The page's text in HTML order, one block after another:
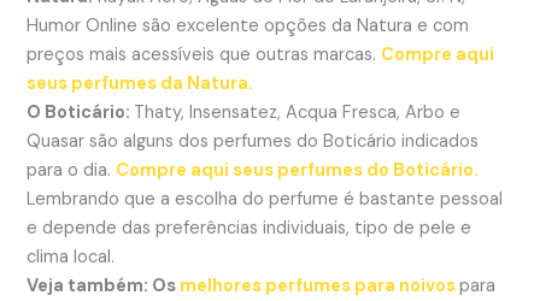
Humor Online são excelente opções da Natura e com
preços mais acessíveis que outras marcas. Compre aqui
seus perfumes da Natura.
O Boticário: Thaty, Insensatez, Acqua Fresca,Arbo e
Quasar são alguns dos perfumes do Boticário indicados
para o dia. Compre aqui seus perfumes do Boticário.
Lembrando que a escolha do perfume é bastante pessoal
e depende das preferências individuais, tipo de pele e
clima local.
Veja também: Os melhores perfumes para noivospara